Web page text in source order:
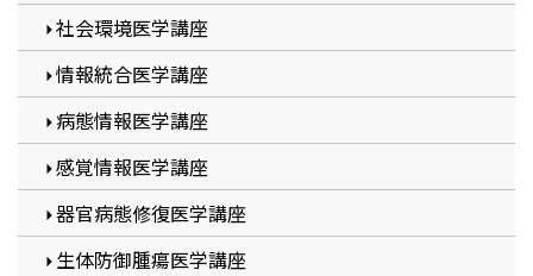
社会環境医学講座
情報統合医学講座
病態情報医学講座
感覚情報医学講座
器官病態修復医学講座
生体防御腫瘍医学講座